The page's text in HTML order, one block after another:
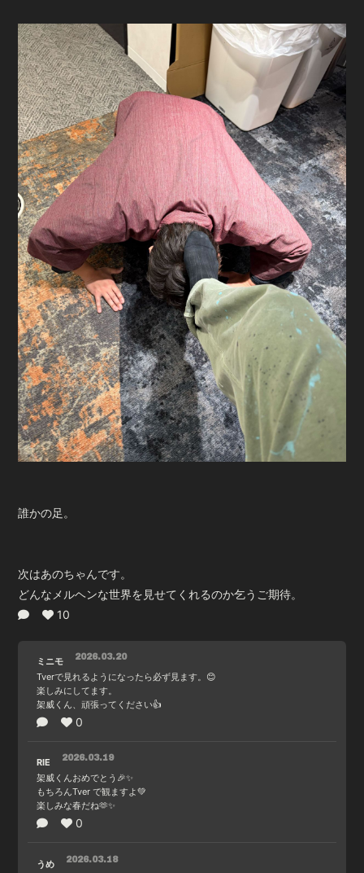
誰かの足。
次はあのちゃんです。
どんなメルヘンな世界を見せてくれるのか乞うご期待。
10
ミニモ 2026.03.20
Tverで見れるようになったら必ず見ます。😊
楽しみにしてます。
架威くん、頑張ってください👍
0
RIE 2026.03.19
架威くんおめでとう🎉✨️
もちろんTver で観ますよ💚
楽しみな春だね🫶✨️
0
うめ 2026.03.18